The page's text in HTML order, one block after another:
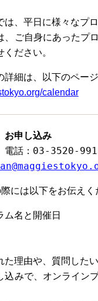
は、平日に様々なプ
、ご自身にあったプ
ださい。
詳細は、以下のペー
calendar
お申し込み
電話：03-3520-
には以下をお伝えく
名と開催日
理由や、質問した
みで、オンライン